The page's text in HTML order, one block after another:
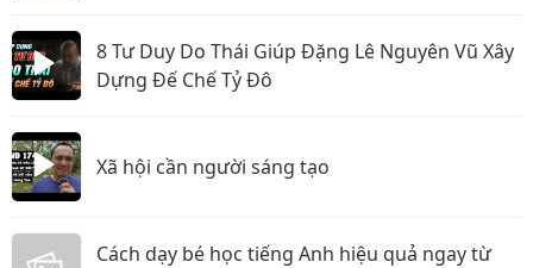
8 Tư Duy Do Thái Giúp Đặng Lê Nguyên Vũ Xây
Dựng Đế Chế Tỷ Đô
Xã hội cần người sáng tạo
Cách dạy bé học tiếng Anh hiệu quả ngay từ